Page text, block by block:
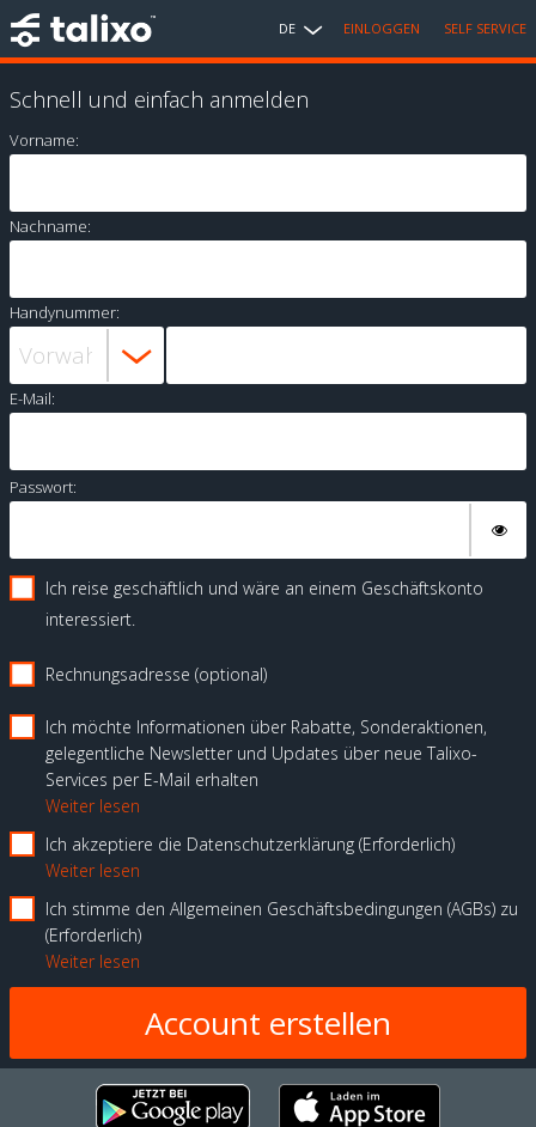
DE EINLOGGEN SELF SERVICE
Schnell und einfach anmelden
Vorname:
Nachname:
Handynummer:
E-Mail:
Passwort:
Ich reise geschäftlich und wäre an einem Geschäftskonto
interessiert.
Rechnungsadresse (optional)
Ich möchte Informationen über Rabatte, Sonderaktionen,
gelegentliche Newsletter und Updates über neue Talixo-
Services per E-Mail erhalten
Weiter lesen
Ich akzeptiere die Datenschutzerklärung Erforderlich
Weiter lesen
Ich stimme den Allgemeinen Geschäftsbedingungen (AGBs) zu
Erforderlich
Weiter lesen